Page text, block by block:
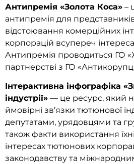
Антипремія «Золота Коса» –
антипремія для
відстоювання комерційних
корпорацій всупереч
Антипремія проводиться ГО
партнерстві з ГО
Інтерактивна інфографіка
індустрії» — це ресурс, який
ймовірні зв’язки тютюнової
депутатами, урядовцями та
також факти використання
інтересах тютюнових
законодавству та